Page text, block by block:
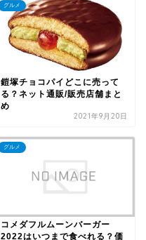
グルメ
鎧塚チョコパイどこに売って
る？ネット通販/販売店舗まと
め
2021年9月20日
グルメ
コメダフルムーンバーガー
2022はいつまで食べれる？価